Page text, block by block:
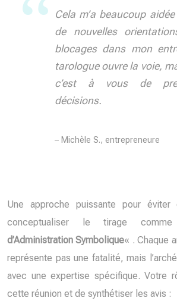
Cela m’a beaucoup
de nouvelles
blocages dans mon
tarologue ouvre la voie,
c’est à vous de
décisions.
– Michèle S., entrepreneure
Une approche puissante pour
conceptualiser le tirage
d’Administration Symbolique« . Chaque
représente pas une fatalité, mais
avec une expertise spécifique. Votre
cette réunion et de synthétiser les avis :